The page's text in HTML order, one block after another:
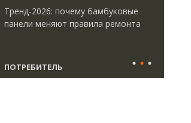
Тренд-2026: почему бамбуковые
панели меняют правила ремонта
ПОТРЕБИТЕЛЬ